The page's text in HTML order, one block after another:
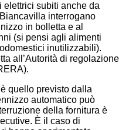
elettrici subiti anche da
interrogano
in bolletta e al
(si pensi agli alimenti
inutilizzabili).
all’Autorità di regolazione
quello previsto dalla
automatico può
della fornitura è
È il caso di